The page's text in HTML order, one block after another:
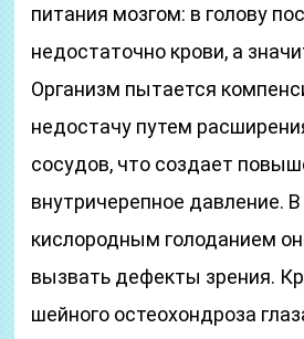
питания мозгом: в голову
недостаточно крови, а
Организм пытается
недостачу путем
сосудов, что создает
внутричерепное давление.
кислородным голоданием
вызвать дефекты зрения.
шейного остеохондроза